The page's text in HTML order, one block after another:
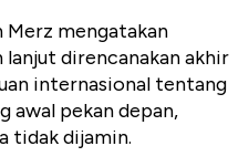
Merz mengatakan
direncanakan akhir
internasional tentang
awal pekan depan,
tidak dijamin.